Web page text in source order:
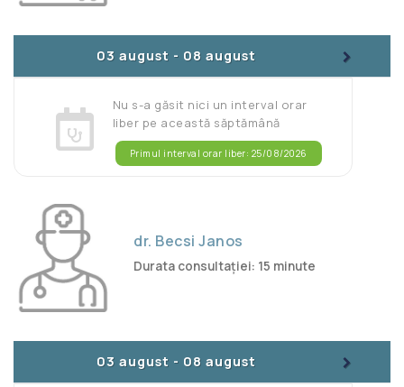
03 august - 08 august >
Nu s-a găsit nici un interval orar
liber pe această săptămână
Primul interval orar liber: 25/08/2026
dr. Becsi Janos
Durata consultației: 15 minute
03 august - 08 august >